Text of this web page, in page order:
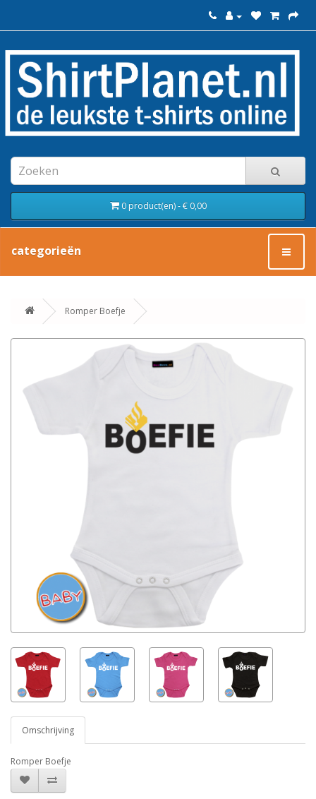
0 product(en) - € 0,00
categorieën
Romper Boefje
Omschrijving
Romper Boefje